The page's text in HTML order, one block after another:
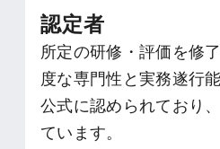
認定者
所定の研修・評価を修
度な専門性と実務遂行
公式に認められており
ています。